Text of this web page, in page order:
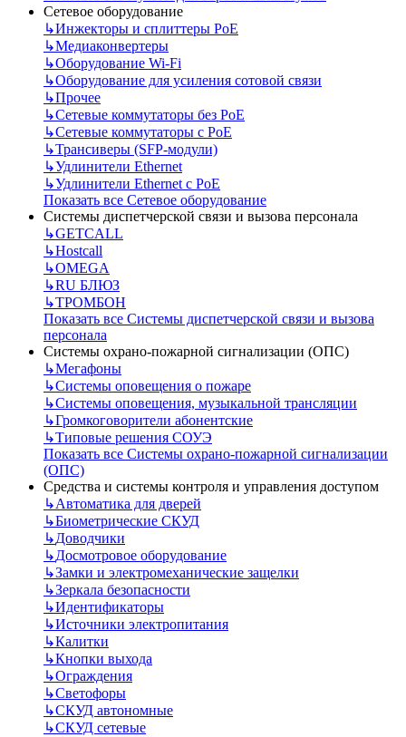
Сетевое оборудование
↳Инжекторы и сплиттеры РоЕ
↳Медиаконвертеры
↳Оборудование Wi-Fi
↳Оборудование для усиления сотовой связи
↳Прочее
↳Сетевые коммутаторы без РоЕ
↳Сетевые коммутаторы с РоЕ
↳Трансиверы (SFP-модули)
↳Удлинители Ethernet
↳Удлинители Ethernet с PoE
Показать все Сетевое оборудование
Системы диспетчерской связи и вызова персонала
↳GETCALL
↳Hostcall
↳OMEGA
↳RU БЛЮЗ
↳ТРОМБОН
Показать все Системы диспетчерской связи и вызова
персонала
Системы охрано-пожарной сигнализации (ОПС)
↳Мегафоны
↳Системы оповещения о пожаре
↳Системы оповещения, музыкальной трансляции
↳Громкоговорители абонентские
↳Типовые решения СОУЭ
Показать все Системы охрано-пожарной сигнализации
(ОПС)
Средства и системы контроля и управления доступом
↳Автоматика для дверей
↳Биометрические СКУД
↳Доводчики
↳Досмотровое оборудование
↳Замки и электромеханические защелки
↳Зеркала безопасности
↳Идентификаторы
↳Источники электропитания
↳Калитки
↳Кнопки выхода
↳Ограждения
↳Светофоры
↳СКУД автономные
↳СКУД сетевые